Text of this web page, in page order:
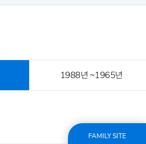
FAMILY SITE
1988년 ~1965년